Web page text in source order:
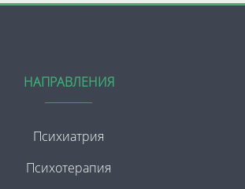
НАПРАВЛЕНИЯ
Психиатрия
Психотерапия